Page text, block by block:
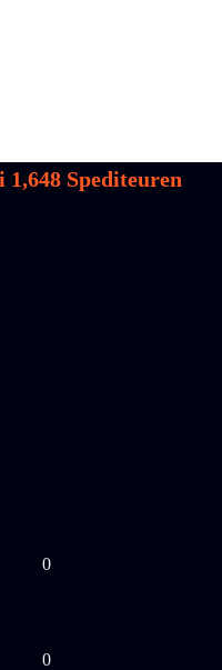
1,648 Spediteuren
0
0